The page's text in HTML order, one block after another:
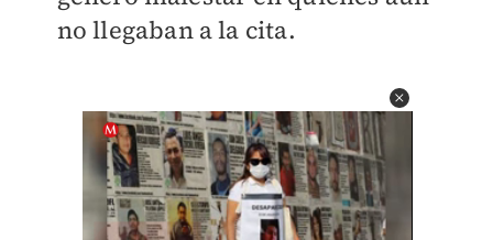
no llegaban a la cita.